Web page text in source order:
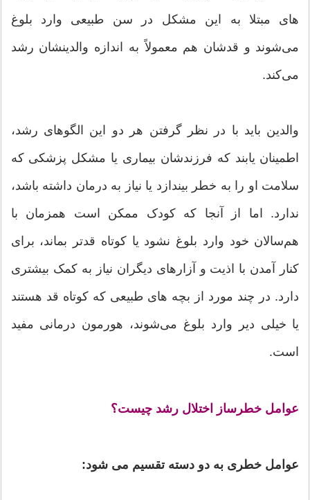
‌های مبتلا به این مشکل در سن طبیعی وارد بلوغ
می‌شوند و قدشان هم معمولاً به ‌اندازه والدینشان رشد
می‌کند.
والدین باید با در نظر گرفتن هر دو این الگوهای رشد،
اطمینان یابند که فرزندشان بیماری یا مشکل پزشکی که
سلامت او را به خطر بیندازد یا نیاز به درمان داشته باشد،
ندارد. اما از آنجا که کودک ممکن است همزمان با
هم‌سالان خود وارد بلوغ نشود یا کوتاه‌ قدتر بماند، برای
کنار آمدن با اذیت و آزارهای دیگران نیاز به کمک بیشتری
دارد. در چند مورد از بچه ‌های طبیعی که کوتاه‌ قد هستند
یا خیلی دیر وارد بلوغ می‌شوند، هورمون‌ درمانی مفید
است.
عوامل خطرساز اختلال رشد چیست؟
عوامل خطری به دو دسته تقسیم می شود: